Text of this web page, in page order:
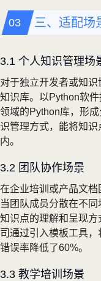
三、适配场
3.1 个人知识管理场
对于独立开发者或知
知识库。以Python软
领域的Python库，形
识管理方式，能将知
内。
3.2 团队协作场景
在企业培训或产品文档
当团队成员分散在不
知识点的理解和呈现
司通过引入模板工具，
错误率降低了60%。
3.3 教学培训场景